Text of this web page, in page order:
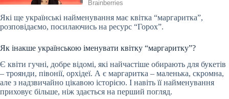
Які ще українські найменування має квітка “маргаритка”,
розповідаємо, посилаючись на ресурс “Горох”.
Як інакше українською іменувати квітку “маргаритку”?
Є квіти гучні, добре відомі, які найчастіше обирають для букетів
– троянди, півонії, орхідеї. А є маргаритка – маленька, скромна,
але з надзвичайно цікавою історією. І навіть її найменування
приховує більше, ніж здається на перший погляд.